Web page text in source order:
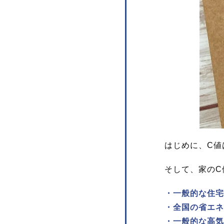
はじめに、C
そして、家の
・一般的な住
・全国の省エ
・一般的な高